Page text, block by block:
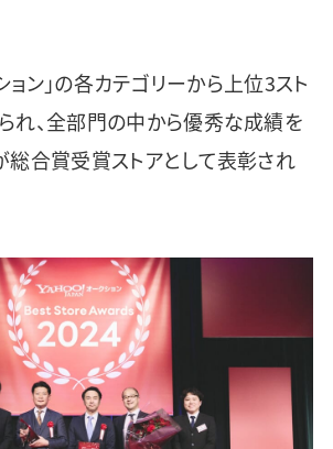
ン」の各カテゴリーから上位3スト
れ、全部門の中から優秀な成績を
合賞受賞ストアとして表彰され